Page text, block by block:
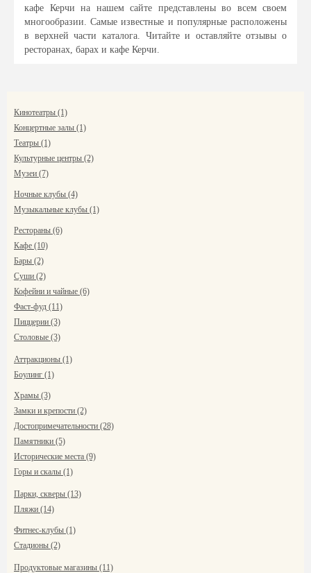
кафе Керчи на нашем сайте представлены во всем своем
многообразии. Самые известные и популярные расположены
в верхней части каталога. Читайте и оставляйте отзывы о
ресторанах, барах и кафе Керчи.
Кинотеатры (1)
Концертные залы (1)
Театры (1)
Культурные центры (2)
Музеи (7)
Ночные клубы (4)
Музыкальные клубы (1)
Рестораны (6)
Кафе (10)
Бары (2)
Суши (2)
Кофейни и чайные (6)
Фаст-фуд (11)
Пиццерии (3)
Столовые (3)
Аттракционы (1)
Боулинг (1)
Храмы (3)
Замки и крепости (2)
Достопримечательности (28)
Памятники (5)
Исторические места (9)
Горы и скалы (1)
Парки, скверы (13)
Пляжи (14)
Фитнес-клубы (1)
Стадионы (2)
Продуктовые магазины (11)